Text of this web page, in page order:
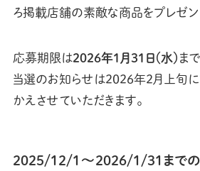
ろ掲載店舗の素敵な商品をプレゼン
応募期限は2026年1月31日（水） まで
当選のお知らせは2026年2月上旬
かえさせていただきます。
2025/12/1〜2026/1/31までの